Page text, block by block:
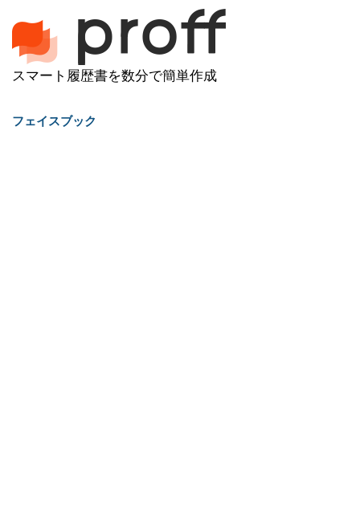
スマート履歴書を数分で簡単作成
フェイスブック